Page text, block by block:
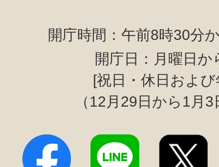
開庁時間：午前8時30分
開庁日：月曜日か
[祝日・休日およ
（12月29日から1月